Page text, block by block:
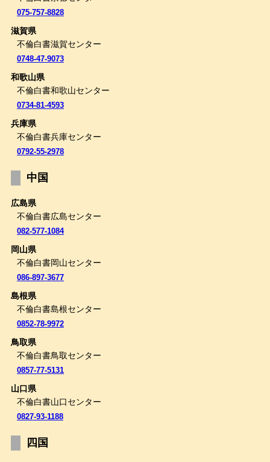
075-757-8828
滋賀県
不倫白書滋賀センター
0748-47-9073
和歌山県
不倫白書和歌山センター
0734-81-4593
兵庫県
不倫白書兵庫センター
0792-55-2978
中国
広島県
不倫白書広島センター
082-577-1084
岡山県
不倫白書岡山センター
086-897-3677
島根県
不倫白書島根センター
0852-78-9972
鳥取県
不倫白書鳥取センター
0857-77-5131
山口県
不倫白書山口センター
0827-93-1188
四国